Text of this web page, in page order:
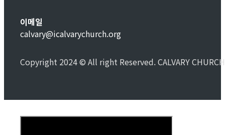
이메일
calvary@icalvarychurch.org
Copyright 2024 © All right Reserved. CALVARY CHURCH